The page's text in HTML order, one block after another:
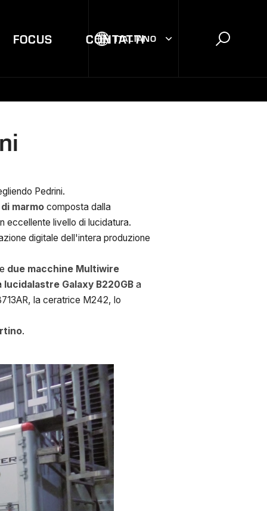
FOCUS CONTATTI
ITALIANO
Pedrini.
marmo composta dalla
eccellente livello di lucidatura.
digitale dell'intera produzione
due macchine Multiwire
lucidalastre Galaxy B220GB a
la ceratrice M242, lo
.